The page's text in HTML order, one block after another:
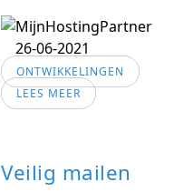
26-06-2021
ONTWIKKELINGEN
LEES MEER
Veilig mailen